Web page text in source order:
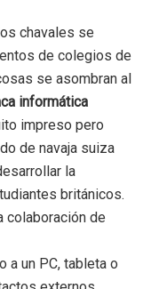
chavales se
de colegios de
se asombran al
informática
impreso pero
de navaja suiza
la
británicos.
colaboración de
a un PC, tableta o